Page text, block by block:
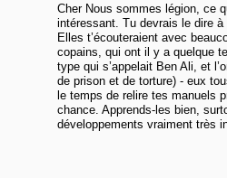
Cher Nous sommes légion, ce
intéressant. Tu devrais le dire
Elles t’écouteraient avec
copains, qui ont il y a quelque
type qui s’appelait Ben Ali, et
de prison et de torture) - eux
le temps de relire tes manuels
chance. Apprends-les bien,
développements vraiment très